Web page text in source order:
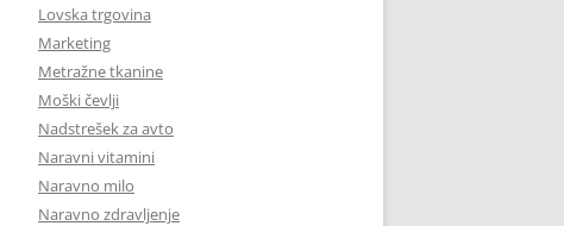
Lovska trgovina
Marketing
Metražne tkanine
Moški čevlji
Nadstrešek za avto
Naravni vitamini
Naravno milo
Naravno zdravljenje